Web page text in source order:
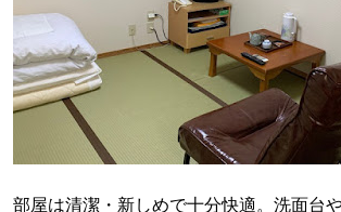
部屋は清潔・新しめで十分快適。洗面台